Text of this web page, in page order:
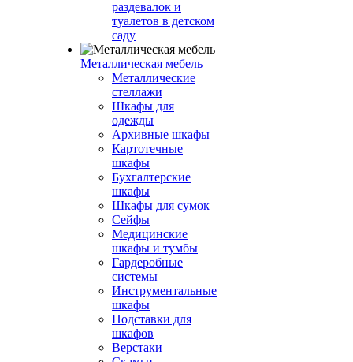
раздевалок и
туалетов в детском
саду
Металлическая мебель
Металлические
стеллажи
Шкафы для
одежды
Архивные шкафы
Картотечные
шкафы
Бухгалтерские
шкафы
Шкафы для сумок
Сейфы
Медицинские
шкафы и тумбы
Гардеробные
системы
Инструментальные
шкафы
Подставки для
шкафов
Верстаки